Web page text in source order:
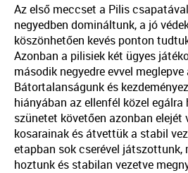
Az első meccset a Pilis
negyedben domináltunk, a jó
köszönhetően kevés ponton
Azonban a pilisiek két ügyes
második negyedre evvel
Bátortalanságunk és
hiányában az ellenfél közel
szünetet követően azonban
kosarainak és átvettük a stabil
etapban sok cserével játszottunk,
hoztunk és stabilan vezetve